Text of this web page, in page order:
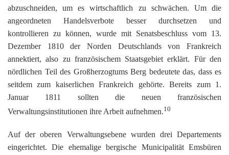
abzuschneiden, um es wirtschaftlich zu schwächen. Um die
angeordneten Handelsverbote besser durchsetzen und
kontrollieren zu können, wurde mit Senatsbeschluss vom 13.
Dezember 1810 der Norden Deutschlands von Frankreich
annektiert, also zu französischem Staatsgebiet erklärt. Für den
nördlichen Teil des Großherzogtums Berg bedeutete das, dass es
seitdem zum kaiserlichen Frankreich gehörte. Bereits zum 1.
Januar 1811 sollten die neuen französischen
Verwaltungsinstitutionen ihre Arbeit aufnehmen.10
Auf der oberen Verwaltungsebene wurden drei Departements
eingerichtet. Die ehemalige bergische Municipalität Emsbüren